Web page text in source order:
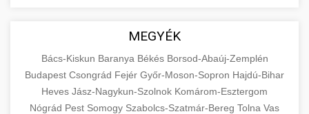
MEGYÉK
Bács-Kiskun Baranya Békés Borsod-Abaúj-Zemplén
Budapest Csongrád Fejér Győr-Moson-Sopron Hajdú-Bihar
Heves Jász-Nagykun-Szolnok Komárom-Esztergom
Nógrád Pest Somogy Szabolcs-Szatmár-Bereg Tolna Vas